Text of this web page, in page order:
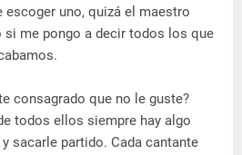
escoger uno, quizá el maestro
si me pongo a decir todos los que
consagrado que no le guste?
todos ellos siempre hay algo
sacarle partido. Cada cantante